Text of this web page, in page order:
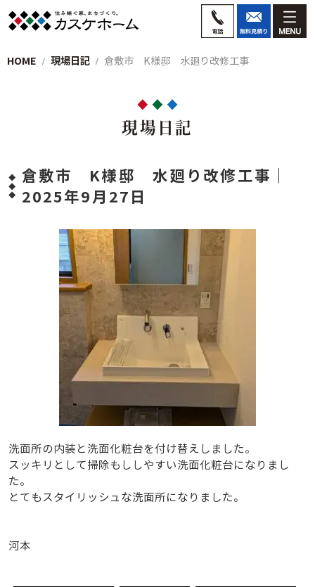
HOME 現場日記 倉敷市 K様邸 水廻り改修工事
現場日記
倉敷市 K様邸 水廻り改修工事｜
2025年9月27日
洗面所の内装と洗面化粧台を付け替えしました。
スッキリとして掃除もししやすい洗面化粧台になりまし
た。
とてもスタイリッシュな洗面所になりました。
河本